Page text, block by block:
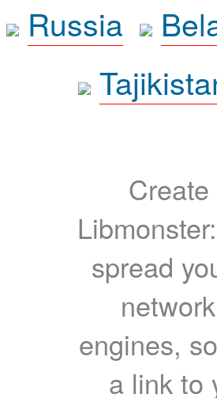
Russia
spread
engines,
a link to